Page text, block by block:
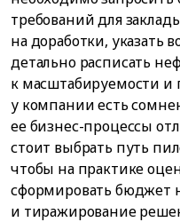
требований для
на доработки, указать
детально расписать
к масштабируемости и
у компании есть
ее бизнес-процессы
стоит выбрать путь
чтобы на практике
сформировать бюджет
и тиражирование